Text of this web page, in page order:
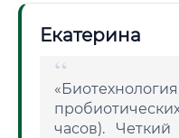
Екатерина
часов).